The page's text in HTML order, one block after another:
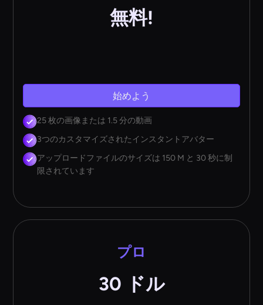
無料!
始めよう
25 枚の画像または 1.5 分の動画
3つのカスタマイズされたインスタントアバター
アップロードファイルのサイズは 150 M と 30 秒に制
限されています
プロ
30 ドル